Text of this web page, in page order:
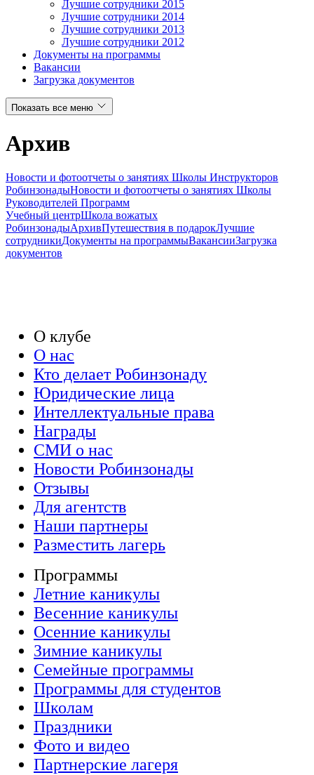
Лучшие сотрудники 2015
Лучшие сотрудники 2014
Лучшие сотрудники 2013
Лучшие сотрудники 2012
Документы на программы
Вакансии
Загрузка документов
Показать все меню
Архив
Новости и фотоотчеты о занятиях Школы Инструкторов
РобинзонадыНовости и фотоотчеты о занятиях Школы
Руководителей Программ
Учебный центрШкола вожатых
РобинзонадыАрхивПутешествия в подарокЛучшие
сотрудникиДокументы на программыВакансииЗагрузка
документов
О клубе
О нас
Кто делает Робинзонаду
Юридические лица
Интеллектуальные права
Награды
СМИ о нас
Новости Робинзонады
Отзывы
Для агентств
Наши партнеры
Разместить лагерь
Программы
Летние каникулы
Весенние каникулы
Осенние каникулы
Зимние каникулы
Семейные программы
Программы для студентов
Школам
Праздники
Фото и видео
Партнерские лагеря